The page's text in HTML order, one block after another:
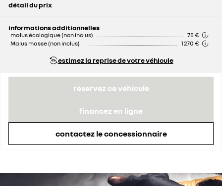
détail du prix
informations additionnelles
malus écologique (non inclus)
75 €
Malus masse (non inclus)
1 270 €
estimez la reprise de votre véhicule
réservez ce véhicule
financez en ligne
contactez le concessionnaire